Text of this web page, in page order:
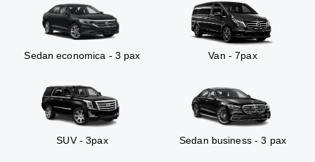
Sedan economica - 3 pax Van - 7pax
SUV - 3pax Sedan business - 3 pax